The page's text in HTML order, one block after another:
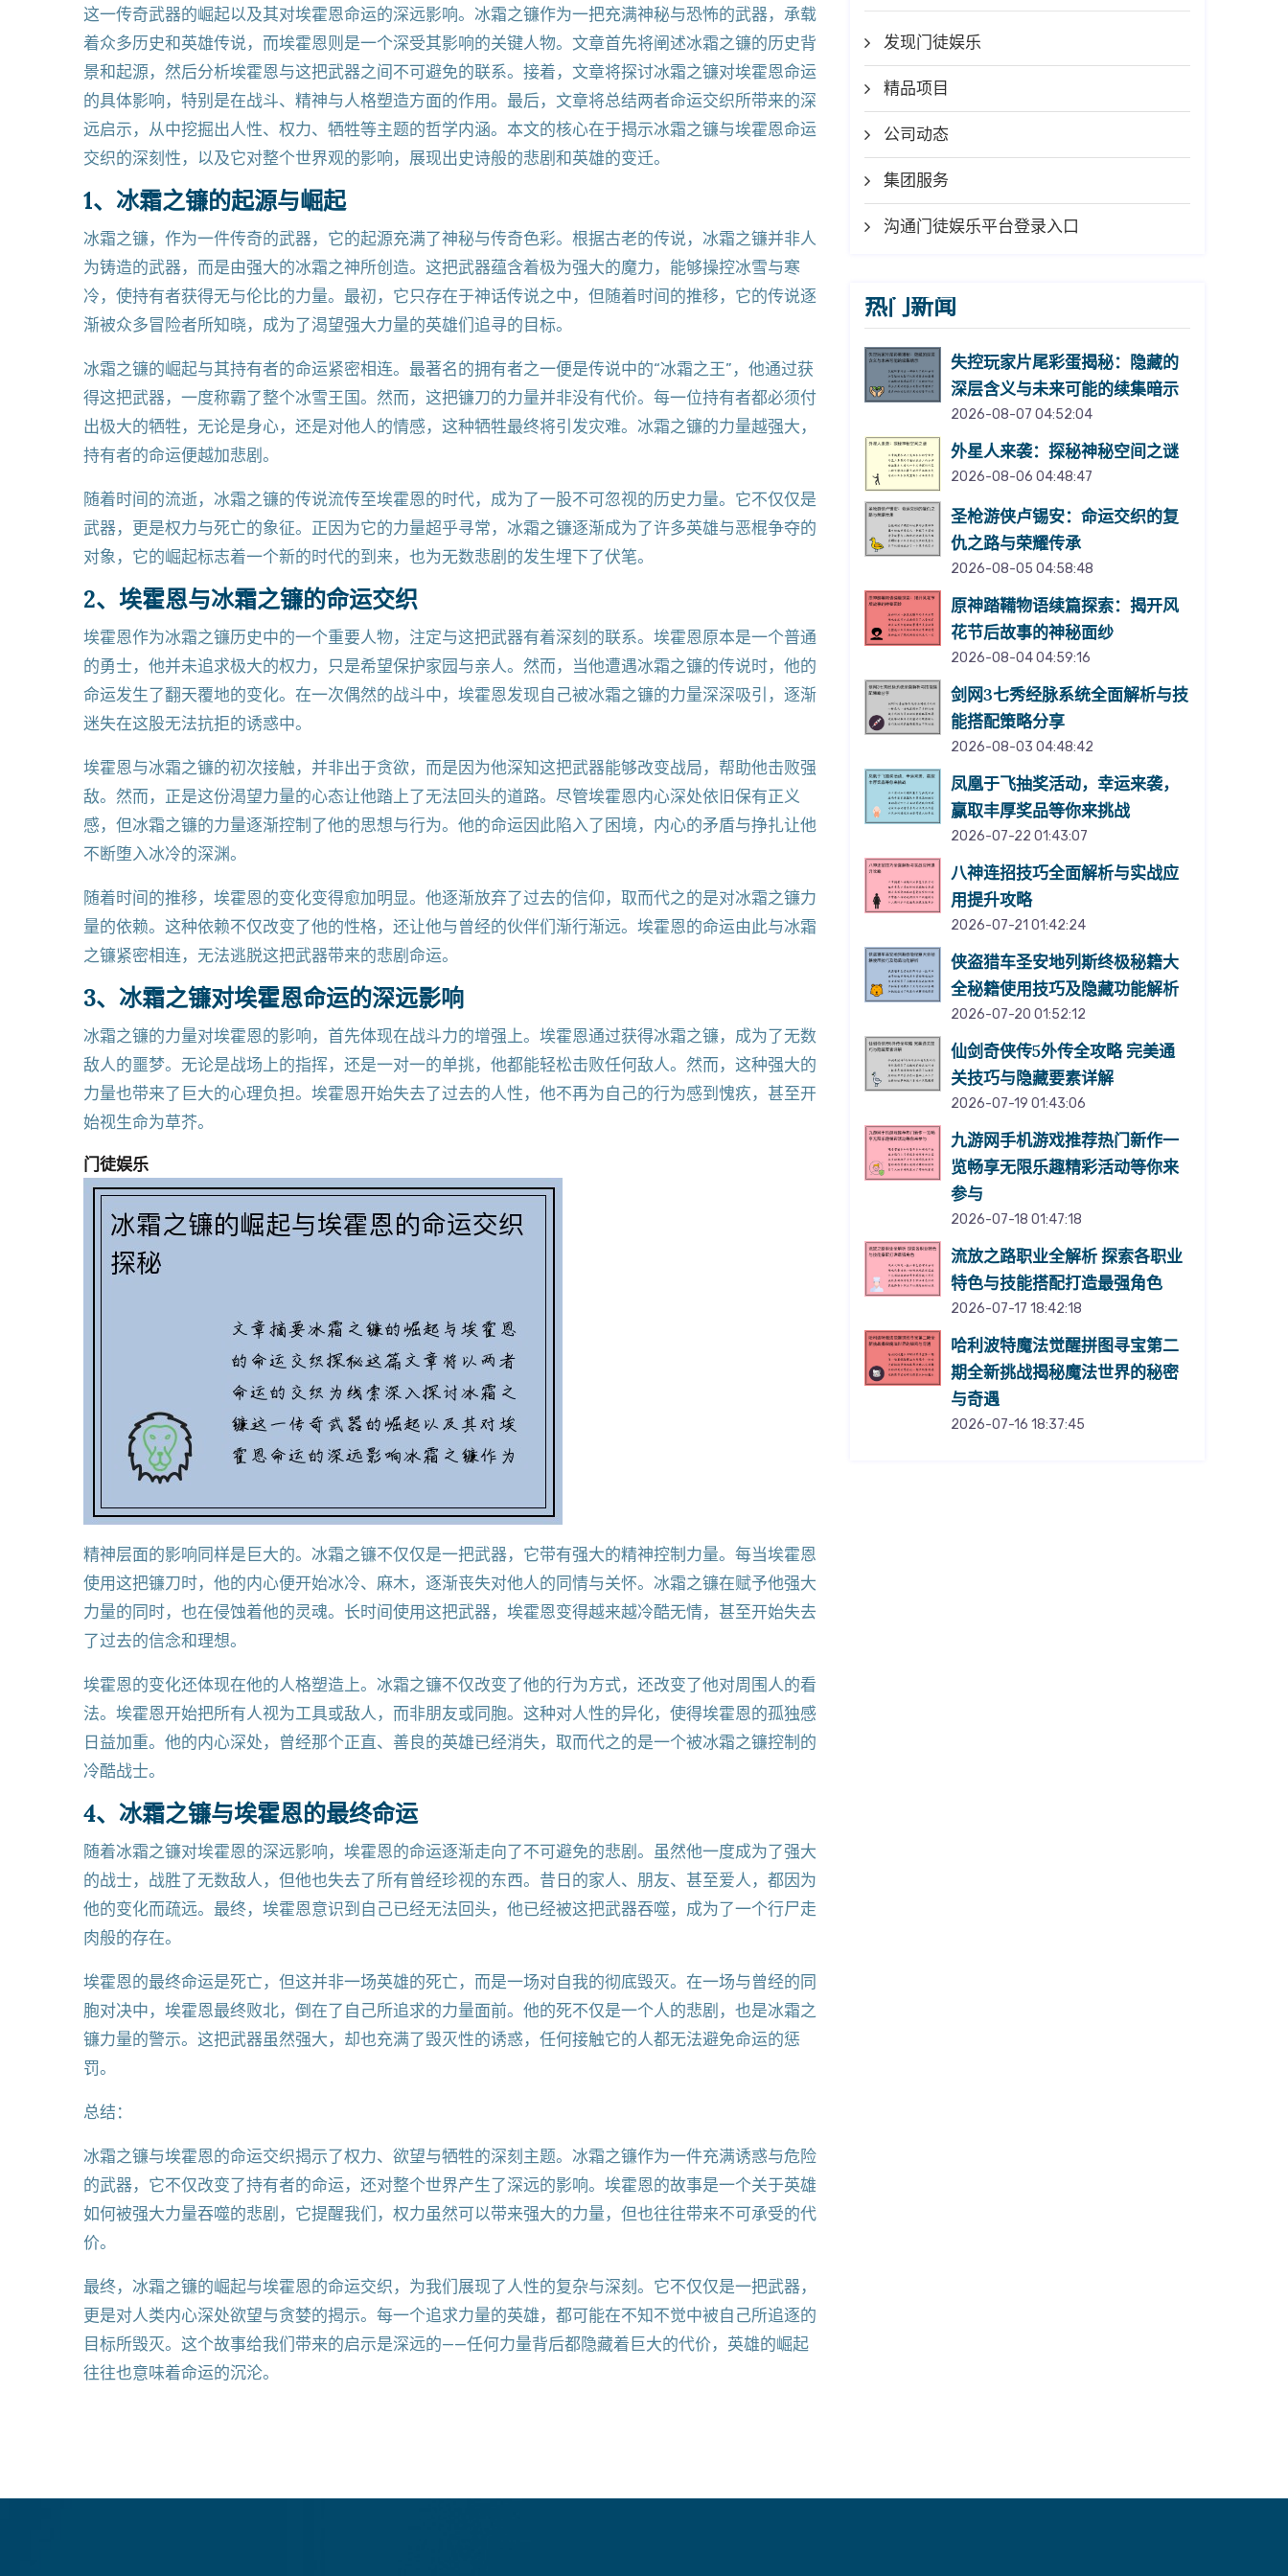
这一传奇武器的崛起以及其对埃霍恩命运的深远影响。冰霜之镰作为一把充满神秘与恐怖的武器，承载
着众多历史和英雄传说，而埃霍恩则是一个深受其影响的关键人物。文章首先将阐述冰霜之镰的历史背
景和起源，然后分析埃霍恩与这把武器之间不可避免的联系。接着，文章将探讨冰霜之镰对埃霍恩命运
的具体影响，特别是在战斗、精神与人格塑造方面的作用。最后，文章将总结两者命运交织所带来的深
远启示，从中挖掘出人性、权力、牺牲等主题的哲学内涵。本文的核心在于揭示冰霜之镰与埃霍恩命运
交织的深刻性，以及它对整个世界观的影响，展现出史诗般的悲剧和英雄的变迁。
1、冰霜之镰的起源与崛起
冰霜之镰，作为一件传奇的武器，它的起源充满了神秘与传奇色彩。根据古老的传说，冰霜之镰并非人
为铸造的武器，而是由强大的冰霜之神所创造。这把武器蕴含着极为强大的魔力，能够操控冰雪与寒
冷，使持有者获得无与伦比的力量。最初，它只存在于神话传说之中，但随着时间的推移，它的传说逐
渐被众多冒险者所知晓，成为了渴望强大力量的英雄们追寻的目标。
冰霜之镰的崛起与其持有者的命运紧密相连。最著名的拥有者之一便是传说中的“冰霜之王”，他通过获
得这把武器，一度称霸了整个冰雪王国。然而，这把镰刀的力量并非没有代价。每一位持有者都必须付
出极大的牺牲，无论是身心，还是对他人的情感，这种牺牲最终将引发灾难。冰霜之镰的力量越强大，
持有者的命运便越加悲剧。
随着时间的流逝，冰霜之镰的传说流传至埃霍恩的时代，成为了一股不可忽视的历史力量。它不仅仅是
武器，更是权力与死亡的象征。正因为它的力量超乎寻常，冰霜之镰逐渐成为了许多英雄与恶棍争夺的
对象，它的崛起标志着一个新的时代的到来，也为无数悲剧的发生埋下了伏笔。
2、埃霍恩与冰霜之镰的命运交织
埃霍恩作为冰霜之镰历史中的一个重要人物，注定与这把武器有着深刻的联系。埃霍恩原本是一个普通
的勇士，他并未追求极大的权力，只是希望保护家园与亲人。然而，当他遭遇冰霜之镰的传说时，他的
命运发生了翻天覆地的变化。在一次偶然的战斗中，埃霍恩发现自己被冰霜之镰的力量深深吸引，逐渐
迷失在这股无法抗拒的诱惑中。
埃霍恩与冰霜之镰的初次接触，并非出于贪欲，而是因为他深知这把武器能够改变战局，帮助他击败强
敌。然而，正是这份渴望力量的心态让他踏上了无法回头的道路。尽管埃霍恩内心深处依旧保有正义
感，但冰霜之镰的力量逐渐控制了他的思想与行为。他的命运因此陷入了困境，内心的矛盾与挣扎让他
不断堕入冰冷的深渊。
随着时间的推移，埃霍恩的变化变得愈加明显。他逐渐放弃了过去的信仰，取而代之的是对冰霜之镰力
量的依赖。这种依赖不仅改变了他的性格，还让他与曾经的伙伴们渐行渐远。埃霍恩的命运由此与冰霜
之镰紧密相连，无法逃脱这把武器带来的悲剧命运。
3、冰霜之镰对埃霍恩命运的深远影响
冰霜之镰的力量对埃霍恩的影响，首先体现在战斗力的增强上。埃霍恩通过获得冰霜之镰，成为了无数
敌人的噩梦。无论是战场上的指挥，还是一对一的单挑，他都能轻松击败任何敌人。然而，这种强大的
力量也带来了巨大的心理负担。埃霍恩开始失去了过去的人性，他不再为自己的行为感到愧疚，甚至开
始视生命为草芥。
门徒娱乐
精神层面的影响同样是巨大的。冰霜之镰不仅仅是一把武器，它带有强大的精神控制力量。每当埃霍恩
使用这把镰刀时，他的内心便开始冰冷、麻木，逐渐丧失对他人的同情与关怀。冰霜之镰在赋予他强大
力量的同时，也在侵蚀着他的灵魂。长时间使用这把武器，埃霍恩变得越来越冷酷无情，甚至开始失去
了过去的信念和理想。
埃霍恩的变化还体现在他的人格塑造上。冰霜之镰不仅改变了他的行为方式，还改变了他对周围人的看
法。埃霍恩开始把所有人视为工具或敌人，而非朋友或同胞。这种对人性的异化，使得埃霍恩的孤独感
日益加重。他的内心深处，曾经那个正直、善良的英雄已经消失，取而代之的是一个被冰霜之镰控制的
冷酷战士。
4、冰霜之镰与埃霍恩的最终命运
随着冰霜之镰对埃霍恩的深远影响，埃霍恩的命运逐渐走向了不可避免的悲剧。虽然他一度成为了强大
的战士，战胜了无数敌人，但他也失去了所有曾经珍视的东西。昔日的家人、朋友、甚至爱人，都因为
他的变化而疏远。最终，埃霍恩意识到自己已经无法回头，他已经被这把武器吞噬，成为了一个行尸走
肉般的存在。
埃霍恩的最终命运是死亡，但这并非一场英雄的死亡，而是一场对自我的彻底毁灭。在一场与曾经的同
胞对决中，埃霍恩最终败北，倒在了自己所追求的力量面前。他的死不仅是一个人的悲剧，也是冰霜之
镰力量的警示。这把武器虽然强大，却也充满了毁灭性的诱惑，任何接触它的人都无法避免命运的惩
罚。
总结：
冰霜之镰与埃霍恩的命运交织揭示了权力、欲望与牺牲的深刻主题。冰霜之镰作为一件充满诱惑与危险
的武器，它不仅改变了持有者的命运，还对整个世界产生了深远的影响。埃霍恩的故事是一个关于英雄
如何被强大力量吞噬的悲剧，它提醒我们，权力虽然可以带来强大的力量，但也往往带来不可承受的代
价。
最终，冰霜之镰的崛起与埃霍恩的命运交织，为我们展现了人性的复杂与深刻。它不仅仅是一把武器，
更是对人类内心深处欲望与贪婪的揭示。每一个追求力量的英雄，都可能在不知不觉中被自己所追逐的
目标所毁灭。这个故事给我们带来的启示是深远的——任何力量背后都隐藏着巨大的代价，英雄的崛起
往往也意味着命运的沉沦。
发现门徒娱乐
精品项目
公司动态
集团服务
沟通门徒娱乐平台登录入口
热门新闻
失控玩家片尾彩蛋揭秘：隐藏的
深层含义与未来可能的续集暗示
2026-08-07 04:52:04
外星人来袭：探秘神秘空间之谜
2026-08-06 04:48:47
圣枪游侠卢锡安：命运交织的复
仇之路与荣耀传承
2026-08-05 04:58:48
原神踏鞴物语续篇探索：揭开风
花节后故事的神秘面纱
2026-08-04 04:59:16
剑网3七秀经脉系统全面解析与技
能搭配策略分享
2026-08-03 04:48:42
凤凰于飞抽奖活动，幸运来袭，
赢取丰厚奖品等你来挑战
2026-07-22 01:43:07
八神连招技巧全面解析与实战应
用提升攻略
2026-07-21 01:42:24
侠盗猎车圣安地列斯终极秘籍大
全秘籍使用技巧及隐藏功能解析
2026-07-20 01:52:12
仙剑奇侠传5外传全攻略 完美通
关技巧与隐藏要素详解
2026-07-19 01:43:06
九游网手机游戏推荐热门新作一
览畅享无限乐趣精彩活动等你来
参与
2026-07-18 01:47:18
流放之路职业全解析 探索各职业
特色与技能搭配打造最强角色
2026-07-17 18:42:18
哈利波特魔法觉醒拼图寻宝第二
期全新挑战揭秘魔法世界的秘密
与奇遇
2026-07-16 18:37:45